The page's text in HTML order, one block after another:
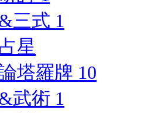
三式 1
星
塔羅牌 10
武術 1